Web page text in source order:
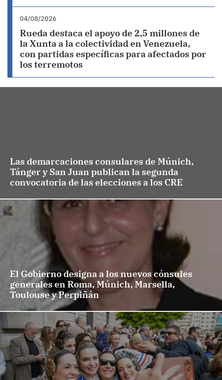
04/08/2026
Rueda destaca el apoyo de 2,5 millones de
la Xunta a la colectividad en Venezuela,
con partidas específicas para afectados por
los terremotos
Las demarcaciones consulares de Múnich,
Tánger y San Juan publican la segunda
convocatoria de las elecciones a los CRE
El Gobierno designa a los nuevos cónsules
generales en Roma, Múnich, Marsella,
Toulouse y Perpiñán